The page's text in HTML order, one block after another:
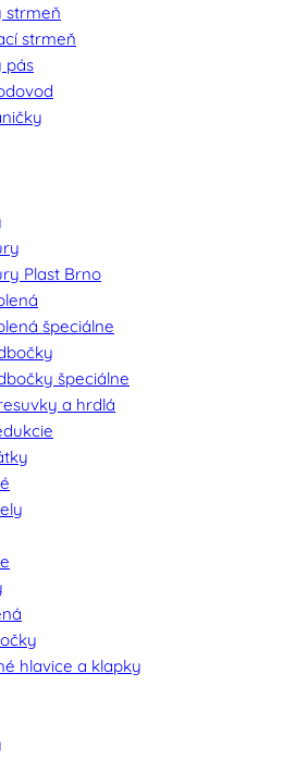
strmeň
strmeň
pás
Plast Brno
špeciálne
špeciálne
a hrdlá
hlavice a klapky